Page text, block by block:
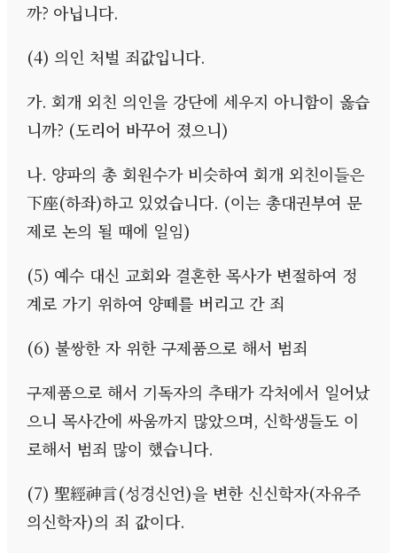
까? 아닙니다.
(4) 의인 처벌 죄값입니다.
가. 회개 외친 의인을 강단에 세우지 아니함이 옳습
니까? (도리어 바꾸어 졌으니)
나. 양파의 총 회원수가 비슷하여 회개 외친이들은
下座(하좌)하고 있었습니다. (이는 총대권부여 문
제로 논의 될 때에 일임)
(5) 예수 대신 교회와 결혼한 목사가 변절하여 정
계로 가기 위하여 양떼를 버리고 간 죄
(6) 불쌍한 자 위한 구제품으로 해서 범죄
구제품으로 해서 기독자의 추태가 각처에서 일어났
으니 목사간에 싸움까지 많았으며, 신학생들도 이
로해서 범죄 많이 했습니다.
(7) 聖經神言(성경신언)을 변한 신신학자(자유주
의신학자)의 죄 값이다.